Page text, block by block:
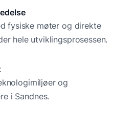
fysiske møter og direkte
hele utviklingsprosessen.
og
i Sandnes.